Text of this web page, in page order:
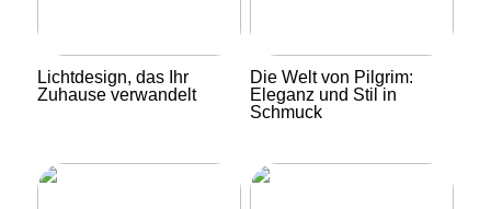
Lichtdesign, das Ihr
Zuhause verwandelt
Die Welt von Pilgrim:
Eleganz und Stil in
Schmuck